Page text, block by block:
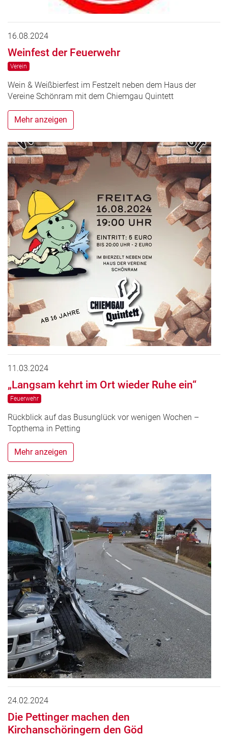
16.08.2024
Weinfest der Feuerwehr
Verein
Wein & Weißbierfest im Festzelt neben dem Haus der
Vereine Schönram mit dem Chiemgau Quintett
Mehr anzeigen
11.03.2024
„Langsam kehrt im Ort wieder Ruhe ein“
Feuerwehr
Rückblick auf das Busunglück vor wenigen Wochen –
Topthema in Petting
Mehr anzeigen
24.02.2024
Die Pettinger machen den
Kirchanschöringern den Göd